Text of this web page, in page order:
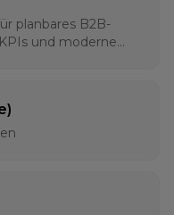
planbares B2B-
und moderne